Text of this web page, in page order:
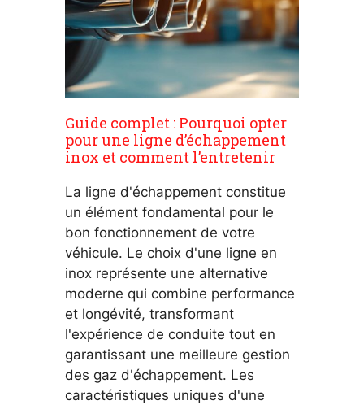
Guide complet : Pourquoi opter
pour une ligne d’échappement
inox et comment l’entretenir
La ligne d'échappement constitue
un élément fondamental pour le
bon fonctionnement de votre
véhicule. Le choix d'une ligne en
inox représente une alternative
moderne qui combine performance
et longévité, transformant
l'expérience de conduite tout en
garantissant une meilleure gestion
des gaz d'échappement. Les
caractéristiques uniques d'une